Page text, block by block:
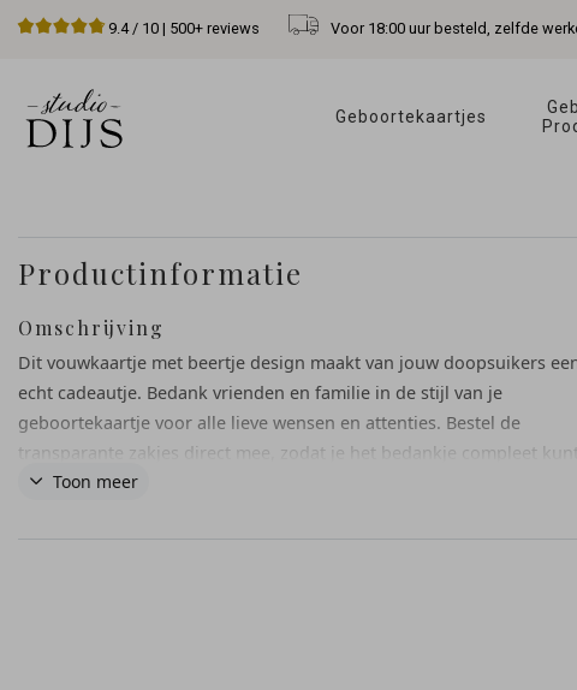
9.4/ 10 | 500+ reviews Voor 18:00 uur besteld, zelfde
Geboortekaartjes
Productinformatie
Omschrijving
Dit vouwkaartje met beertje design maakt van jouw doopsuikers
echt cadeautje. Bedank vrienden en familie in de stijl van je
geboortekaartje voor alle lieve wensen en attenties. Bestel de
transparante zakjes direct mee, zodat je het bedankje compleet kunt
maken. Vul ze met snoepjes of doopsuikertjes, niet het kaartje vast
Toon meer